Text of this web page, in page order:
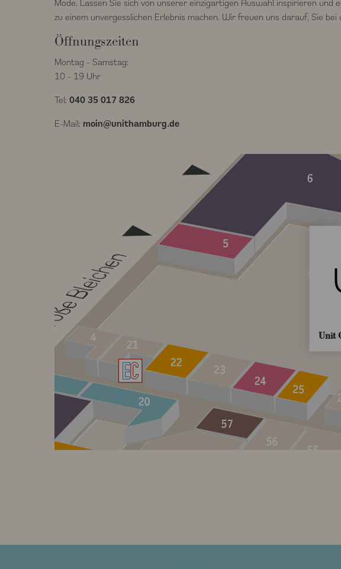
Mode. Lassen Sie sich von unserer einzigartigen Auswahl inspirieren und
zu einem unvergesslichen Erlebnis machen. Wir freuen uns darauf, Sie bei
Öffnungszeiten
Montag - Samstag:
10 - 19 Uhr
Tel: 040 35 017 826
E-Mail: moin@unithamburg.de
Unit